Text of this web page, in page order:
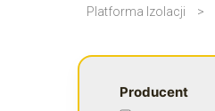
Platforma Izolacji >
Producent